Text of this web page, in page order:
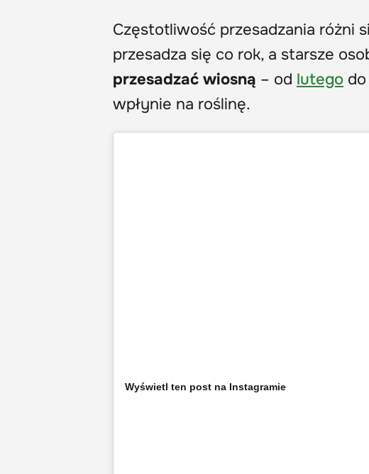
Częstotliwość przesadzania różni
przesadza się co rok, a starsze
przesadzać wiosną – od lutego do
wpłynie na roślinę.
Wyświetl ten post na Instagramie